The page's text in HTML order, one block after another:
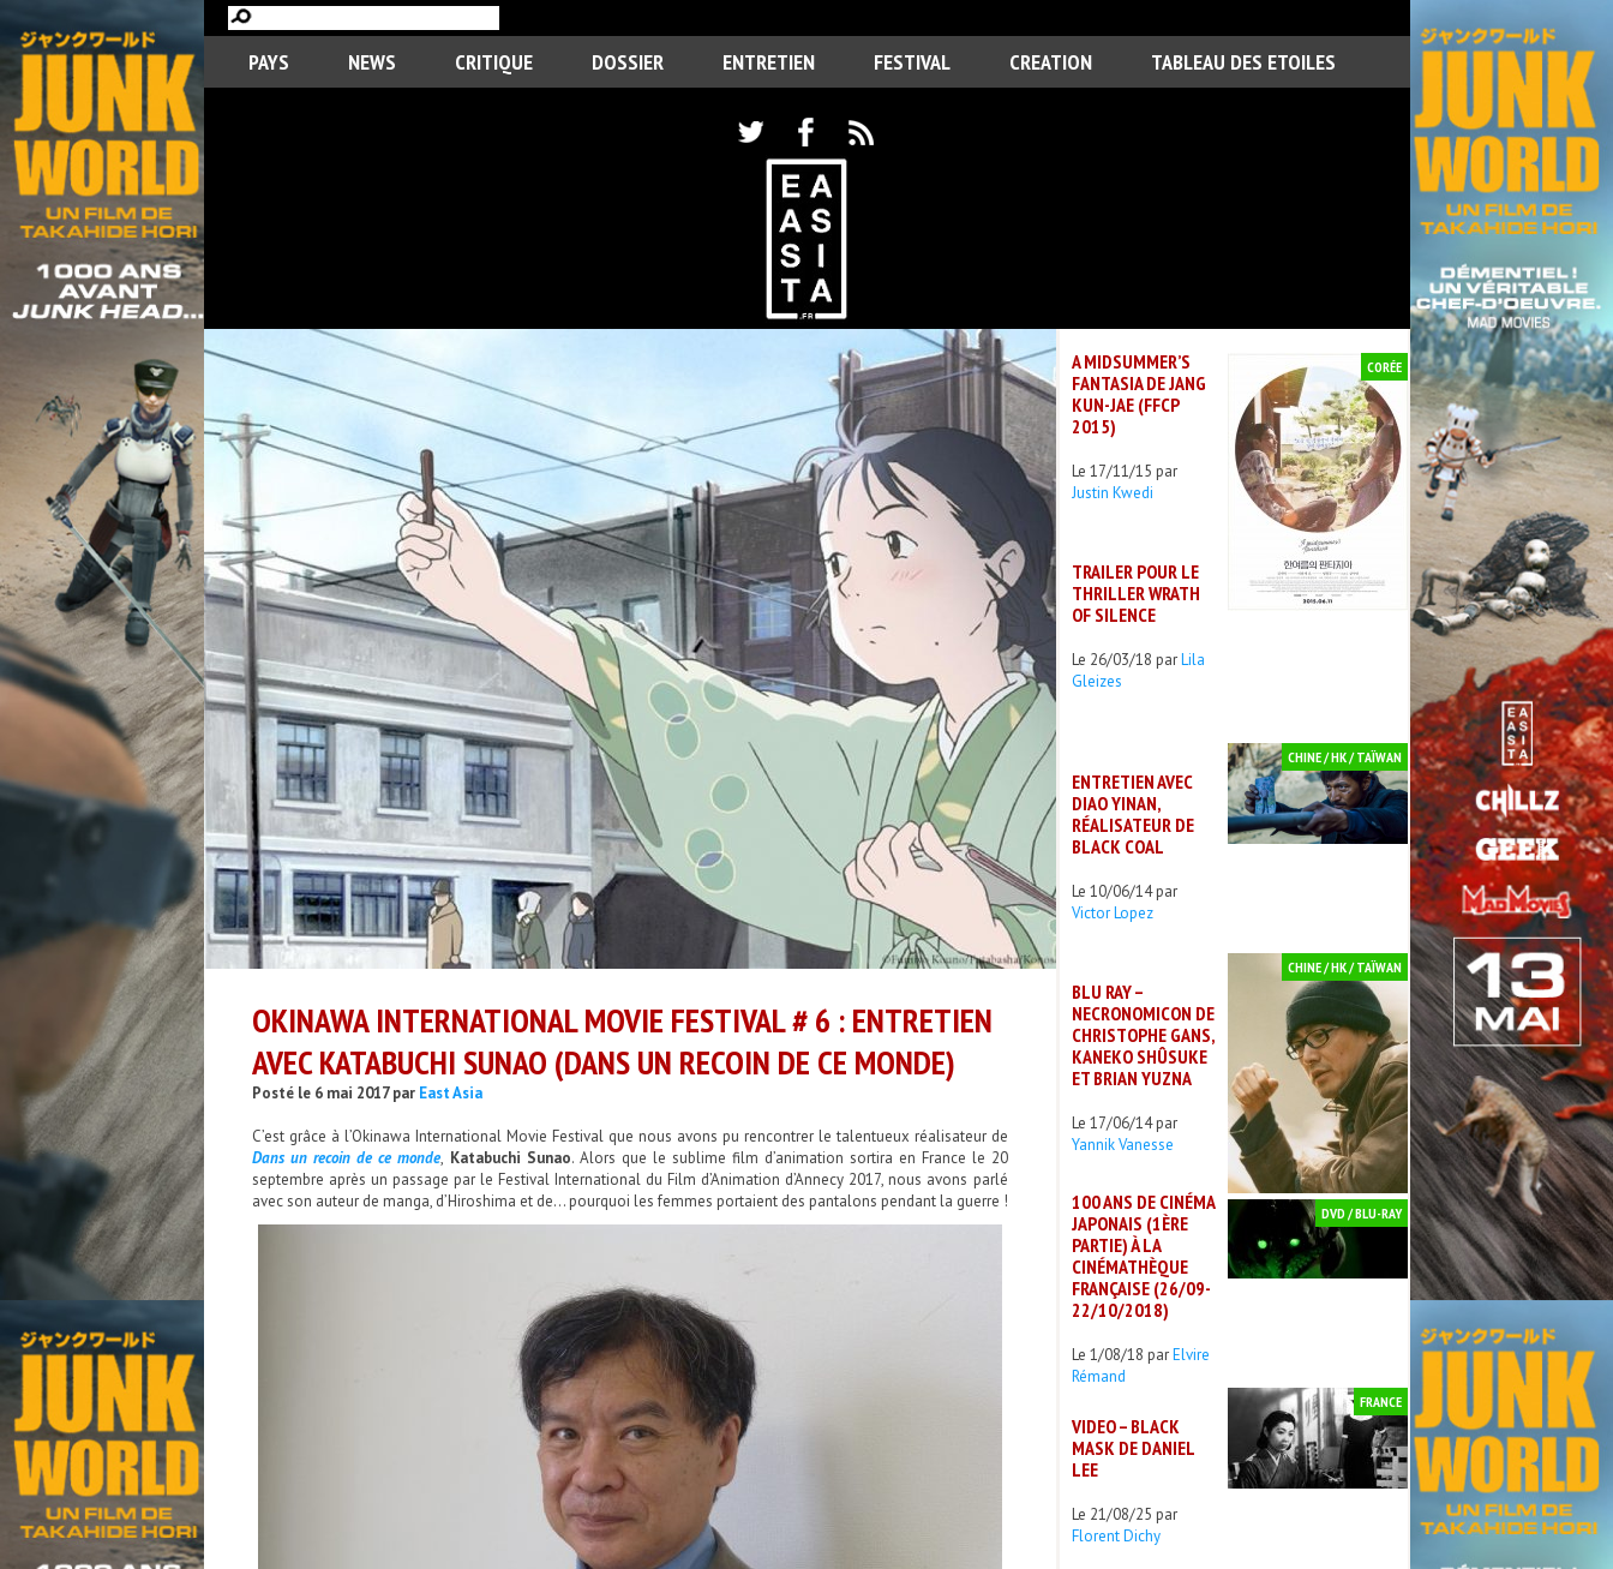
PAYS NEWS CRITIQUE DOSSIER ENTRETIEN FESTIVAL CREATION TABLEAU DES ETOILES
OKINAWA INTERNATIONAL MOVIE FESTIVAL # 6 : ENTRETIEN
AVEC KATABUCHI SUNAO (DANS UN RECOIN DE CE MONDE)
Posté le 6 mai 2017 par East Asia
C’est grâce à l’Okinawa International Movie Festival que nous avons pu rencontrer le talentueux réalisateur de
Dans un recoin de ce monde, Katabuchi Sunao. Alors que le sublime film d’animation sortira en France le 20
septembre après un passage par le Festival International du Film d’Animation d’Annecy 2017, nous avons parlé
avec son auteur de manga, d’Hiroshima et de… pourquoi les femmes portaient des pantalons pendant la guerre !
A MIDSUMMER’S
FANTASIA DE JANG
KUN-JAE (FFCP
2015)
Le 17/11/15 par
Justin Kwedi
CORÉE
TRAILER POUR LE
THRILLER WRATH
OF SILENCE
Le 26/03/18 parLila
Gleizes
CHINE / HK / TAÏWAN
ENTRETIEN AVEC
DIAO YINAN,
RÉALISATEUR DE
BLACK COAL
Le 10/06/14 par
Victor Lopez
CHINE / HK / TAÏWAN
BLU RAY –
NECRONOMICON DE
CHRISTOPHE GANS,
KANEKO SHÛSUKE
ET BRIAN YUZNA
Le 17/06/14 par
Yannik Vanesse
DVD / BLU-RAY
100 ANS DE CINÉMA
JAPONAIS (1ÈRE
PARTIE) À LA
CINÉMATHÈQUE
FRANÇAISE (26/09-
22/10/2018)
Le 1/08/18 parElvire
Rémand
FRANCE
VIDEO – BLACK
MASK DE DANIEL
LEE
Le 21/08/25 par
Florent Dichy